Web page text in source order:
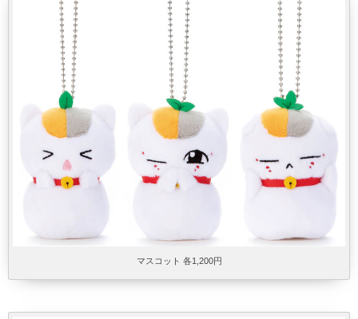
マスコット 各1,200円